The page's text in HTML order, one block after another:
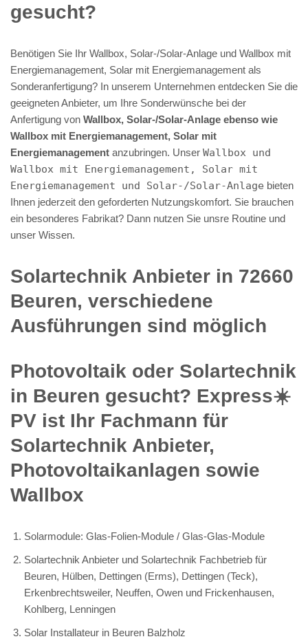
gesucht?
Benötigen Sie Ihr Wallbox, Solar-/Solar-Anlage und Wallbox mit
Energiemanagement, Solar mit Energiemanagement als
Sonderanfertigung? In unserem Unternehmen entdecken Sie die
geeigneten Anbieter, um Ihre Sonderwünsche bei der
Anfertigung von Wallbox, Solar-/Solar-Anlage ebenso wie
Wallbox mit Energiemanagement, Solar mit
Energiemanagement anzubringen. Unser Wallbox und
Wallbox mit Energiemanagement, Solar mit
Energiemanagement und Solar-/Solar-Anlage bieten
Ihnen jederzeit den geforderten Nutzungskomfort. Sie brauchen
ein besonderes Fabrikat? Dann nutzen Sie unsre Routine und
unser Wissen.
Solartechnik Anbieter in 72660
Beuren, verschiedene
Ausführungen sind möglich
Photovoltaik oder Solartechnik
in Beuren gesucht? Express☀️
PV️ ist Ihr Fachmann für
Solartechnik Anbieter,
Photovoltaikanlagen sowie
Wallbox
Solarmodule: Glas-Folien-Module / Glas-Glas-Module
Solartechnik Anbieter und Solartechnik Fachbetrieb für
Beuren, Hülben, Dettingen (Erms), Dettingen (Teck),
Erkenbrechtsweiler, Neuffen, Owen und Frickenhausen,
Kohlberg, Lenningen
Solar Installateur in Beuren Balzholz